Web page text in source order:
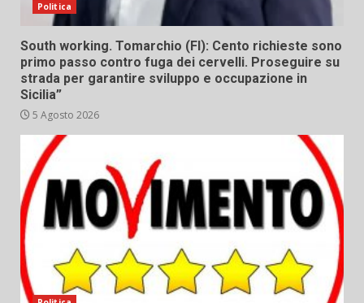
Politica
South working. Tomarchio (FI): Cento richieste sono
primo passo contro fuga dei cervelli. Proseguire su
strada per garantire sviluppo e occupazione in
Sicilia”
5 Agosto 2026